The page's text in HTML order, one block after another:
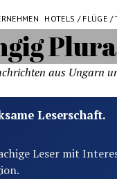
HOTELS / FLÜGE /
aus Ungarn
Leserschaft.
Leser mit